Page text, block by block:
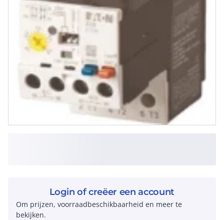
Login of creëer een account
Om prijzen, voorraadbeschikbaarheid en meer te
bekijken.